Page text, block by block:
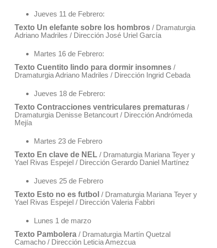
Jueves 11 de Febrero:
Texto Un elefante sobre los hombros / Dramaturgia
Adriano Madriles / Dirección José Uriel García
Martes 16 de Febrero:
Texto Cuentito lindo para dormir insomnes /
Dramaturgia Adriano Madriles / Dirección Ingrid Cebada
Jueves 18 de Febrero:
Texto Contracciones ventriculares prematuras /
Dramaturgia Denisse Betancourt / Dirección Andrómeda
Mejía
Martes 23 de Febrero
Texto En clave de NEL / Dramaturgia Mariana Teyer y
Yael Rivas Espejel / Dirección Gerardo Daniel Martínez
Jueves 25 de Febrero
Texto Esto no es futbol / Dramaturgia Mariana Teyer y
Yael Rivas Espejel / Dirección Valeria Fabbri
Lunes 1 de marzo
Texto Pambolera / Dramaturgia Martín Quetzal
Camacho / Dirección Leticia Amezcua